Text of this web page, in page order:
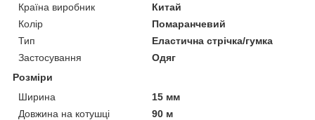
Країна виробник
Китай
Колір
Помаранчевий
Тип
Еластична стрічка/гумка
Застосування
Одяг
Розміри
Ширина
15 мм
Довжина на котушці
90 м